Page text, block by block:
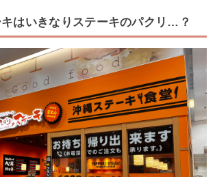
はいきなりステーキのパクリ…？